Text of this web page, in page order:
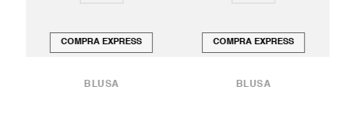
COMPRA EXPRESS
BLUSA
COMPRA EXPRESS
BLUSA